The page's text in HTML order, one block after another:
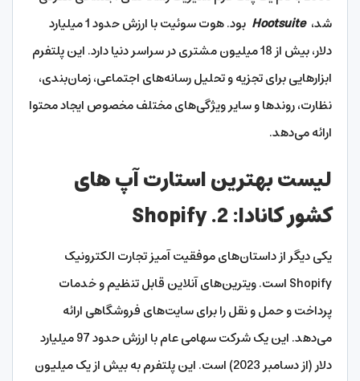
شد،Hootsuite
بود. هوت سوئیت با ارزش حدود 1 میلیارد
دلار، بیش از 18 میلیون مشتری در سراسر دنیا دارد. این پلتفرم
ابزارهایی برای تجزیه و تحلیل رسانه‌های اجتماعی، زمان‌بندی،
نظارت، روندها و سایر ویژگی‌های مختلف مخصوص ایجاد محتوا
ارائه می‌دهد.
لیست بهترین استارت آپ های
کشور کانادا: 2. Shopify
یکی دیگر از داستان‌های موفقیت آمیز تجارت الکترونیک
Shopify است. ویترین‌های آنلاین قابل تنظیم و خدمات
پرداخت و حمل و نقل را برای سایت‌های فروشگاهی ارائه
می‌دهد. این یک شرکت سهامی عام با ارزش حدود 97 میلیارد
دلار (از دسامبر 2023) است. این پلتفرم به بیش از یک میلیون